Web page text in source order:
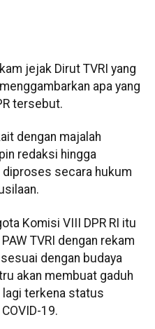
jejak Dirut TVRI yang
apa yang
tersebut.
dengan majalah
redaksi hingga
diproses secara hukum
Komisi VIII DPR RI itu
TVRI dengan rekam
dengan budaya
akan membuat gaduh
lagi terkena status
19.